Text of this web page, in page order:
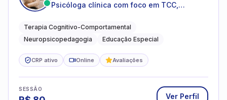
Psicóloga clínica com foco em TCC,
do neurodesenvolvimento.
Terapia Cognitivo-Comportamental
Neuropsicopedagogia
Educação Especial
CRP ativo Online Avaliações
SESSÃO
Ver Perfil